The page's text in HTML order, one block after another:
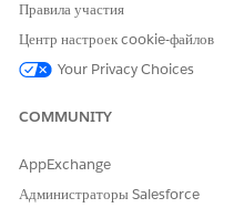
СМ. ТАКЖЕ:
Оставьте свой отзыв,
Правила участия
Центр настроек cookie-файлов
Your Privacy Choices
COMMUNITY
AppExchange
Администраторы Salesforce